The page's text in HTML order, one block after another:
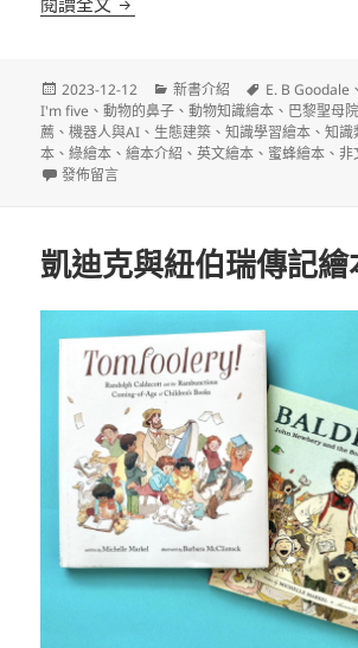
發
佈
日
期:
2023-12-12
分
類
新書介紹
標
籤
E. B Goodale 、
I'm five 、動物的鼻子 、動物知識繪本 、 巴黎聖母院
薦 、機器人與AI 、 生態建築 、知識學習繪本 、知識
本 、綠繪本 、繪本介紹 、英文繪本 、 蜜蜂繪本 、非
在〈四本很棒的知識類繪本推薦〉
發佈留言
凱迪克與紐伯瑞傳記繪